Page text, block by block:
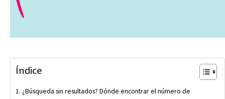
Índice
¿Búsqueda sin resultados? Dónde encontrar el número de